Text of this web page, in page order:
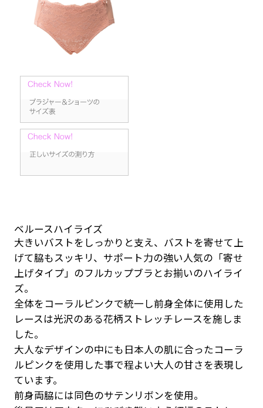
ベルースハイライズ
大きいバストをしっかりと支え、バストを寄せて上
げて脇もスッキリ、サポート力の強い人気の「寄せ
上げタイプ」のフルカップブラとお揃いのハイライ
ズ。
全体をコーラルピンクで統一し前身全体に使用した
レースは光沢のある花柄ストレッチレースを施しま
した。
大人なデザインの中にも日本人の肌に合ったコーラ
ルピンクを使用した事で程よい大人の甘さを表現し
ています。
前身両脇には同色のサテンリボンを使用。